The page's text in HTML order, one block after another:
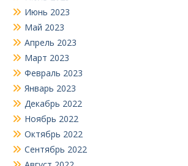
Июнь 2023
Май 2023
Апрель 2023
Март 2023
Февраль 2023
Январь 2023
Декабрь 2022
Ноябрь 2022
Октябрь 2022
Сентябрь 2022